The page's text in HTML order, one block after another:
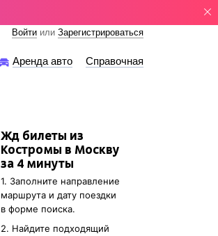
Войти или Зарегистрироваться
Аренда авто Справочная
Жд билеты из
Костромы в Москву
за 4 минуты
1. Заполните направление
маршрута и дату поездки
в форме поиска.
2. Найдите подходящий